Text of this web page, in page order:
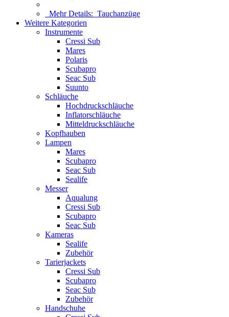
Mehr Details: Tauchanzüge
Weitere Kategorien
Instrumente
Cressi Sub
Mares
Polaris
Scubapro
Seac Sub
Suunto
Schläuche
Hochdruckschläuche
Inflatorschläuche
Mitteldruckschläuche
Kopfhauben
Lampen
Mares
Scubapro
Seac Sub
Sealife
Messer
Aqualung
Cressi Sub
Scubapro
Seac Sub
Kameras
Sealife
Zubehör
Tarierjackets
Cressi Sub
Scubapro
Seac Sub
Zubehör
Handschuhe